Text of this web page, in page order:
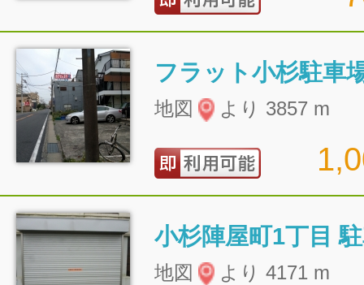
フラット小杉駐車
地図 より 3857 m
小杉陣屋町1丁目
地図 より 4171 m